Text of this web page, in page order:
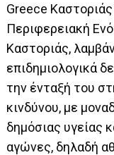
Greece
Περιφερειακή
Καστοριάς,
επιδημιολογικά
την ένταξή του
κινδύνου, με
δημόσιας υγείας
αγώνες, δηλαδή